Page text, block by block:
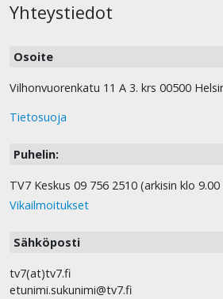
Yhteystiedot
Osoite
Vilhonvuorenkatu 11 A 3. krs 00500
Tietosuoja
Puhelin:
TV7 Keskus 09 756 2510 (arkisin klo
Vikailmoitukset
Sähköposti
tv7(at)tv7.fi
etunimi.sukunimi@tv7.fi